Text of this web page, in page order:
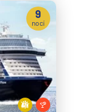
9
nocí